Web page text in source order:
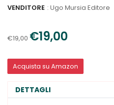
VENDITORE : Ugo Mursia Editore
€19,00 €19,00
Acquista su Amazon
DETTAGLI